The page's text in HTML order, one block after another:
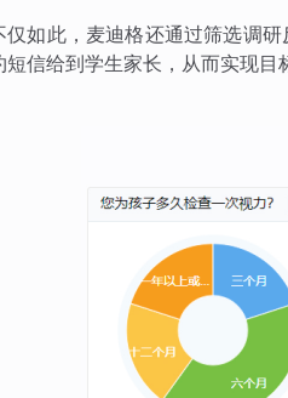
仅如此，麦迪格还通过筛选调
短信给到学生家长，从而实现目